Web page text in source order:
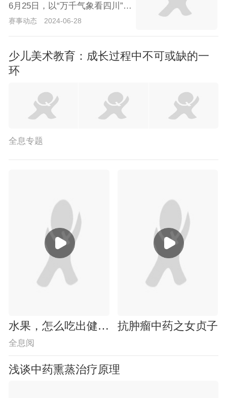
6月25日，以“万千气象看四川”为主题的2024年四川省新媒体应用技能大赛正式启动。今年是四川省总工会与四川省委网信办连续第四年举办该大赛，首次联合四川省文化和旅游厅共同办赛，并创新开设乡村文旅赛项，五大赛区同步开展评比选拔。
赛事动态 2024-06-28
少儿美术教育：成长过程中不可或缺的一
环
全息专题
水果，怎么吃出健康来？ 抗肿瘤中药之女贞子
全息阅
浅谈中药熏蒸治疗原理